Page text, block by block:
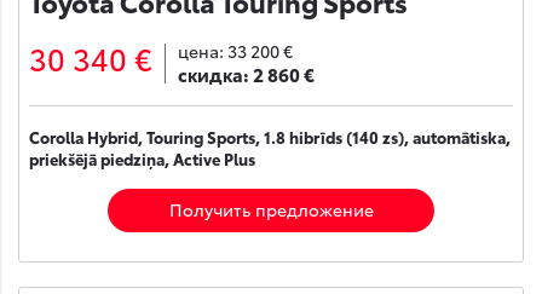
30 340 € цена: 33 200 €
скидка:2 860 €
Corolla Hybrid, Touring Sports, 1.8 hibrīds (140 zs), automātiska,
priekšējā piedziņa, Active Plus
Получить предложение